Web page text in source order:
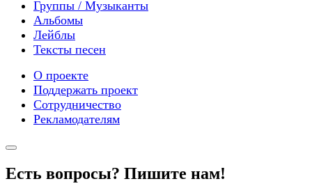
Группы / Музыканты
Альбомы
Лейблы
Тексты песен
О проекте
Поддержать проект
Сотрудничество
Рекламодателям
Есть вопросы? Пишите нам!